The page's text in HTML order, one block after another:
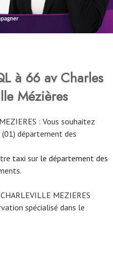
à 66 av Charles
Mézières
: Vous souhaitez
(01) département des
taxi sur le département des
CHARLEVILLE MEZIERES
spécialisé dans le